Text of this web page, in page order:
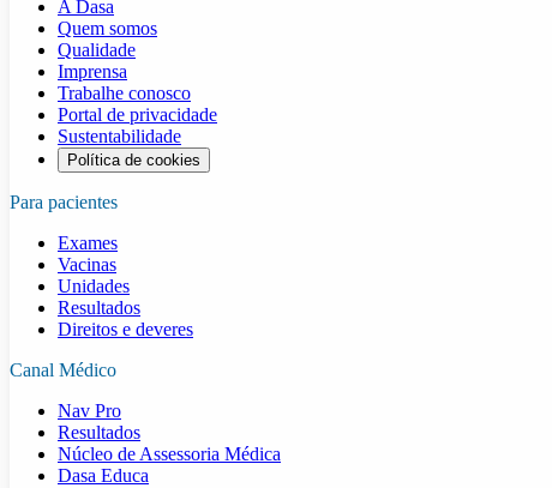
A Dasa
Quem somos
Qualidade
Imprensa
Trabalhe conosco
Portal de privacidade
Sustentabilidade
Política de cookies
Para pacientes
Exames
Vacinas
Unidades
Resultados
Direitos e deveres
Canal Médico
Nav Pro
Resultados
Núcleo de Assessoria Médica
Dasa Educa